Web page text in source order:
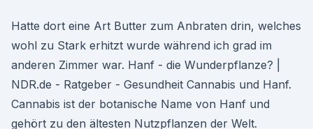
Hatte dort eine Art Butter zum Anbraten drin, welches
wohl zu Stark erhitzt wurde während ich grad im
anderen Zimmer war. Hanf - die Wunderpflanze? |
NDR.de - Ratgeber - Gesundheit Cannabis und Hanf.
Cannabis ist der botanische Name von Hanf und
gehört zu den ältesten Nutzpflanzen der Welt.